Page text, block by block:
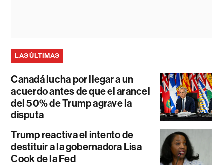
LAS ÚLTIMAS
Canadá lucha por llegar a un
acuerdo antes de que el arancel
del 50% de Trump agrave la
disputa
Trump reactiva el intento de
destituir a la gobernadora Lisa
Cook de la Fed